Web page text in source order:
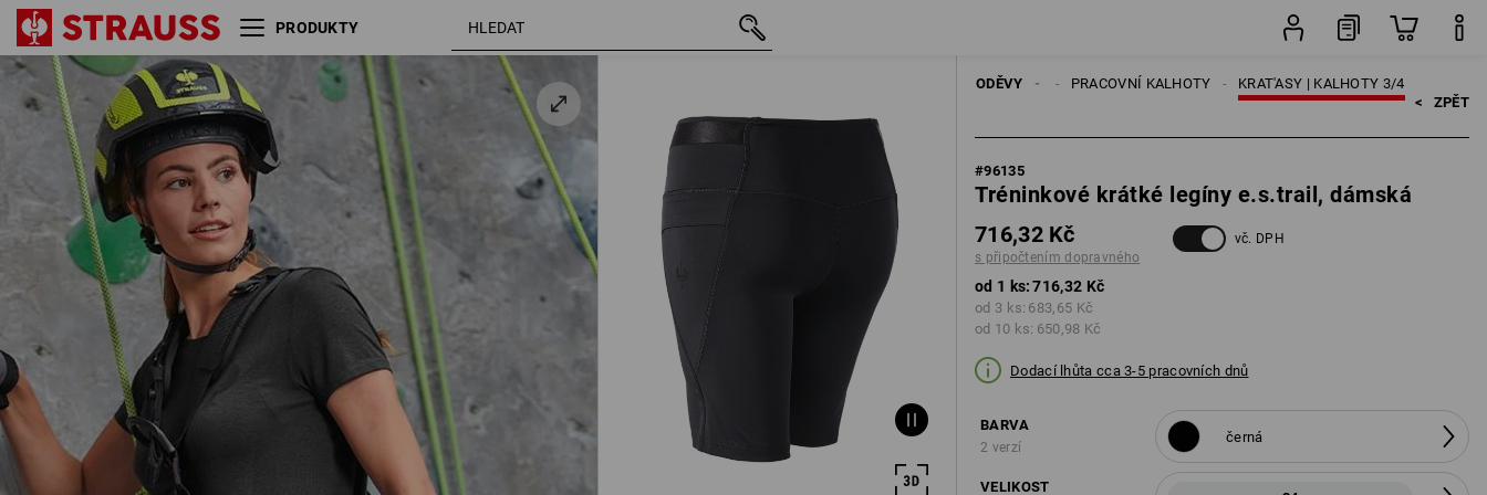
PRODUKTY
ODĚVY KRAT'ASY | KALHOTY 3/4
PRACOVNÍ KALHOTY
ŽENY
< ZPĚT
#96135
Tréninkové krátké legíny e.s.trail, dámská
716,32 Kč
s připočtením dopravného
vč. DPH
od 1 ks: 716,32 Kč
od 3 ks: 683,65 Kč
od 10 ks: 650,98 Kč
Dodací lhůta cca 3-5 pracovních dnů
BARVA
2 verzí
černá
VELIKOST
Tréninkové krátké legíny
e.s.trail, dámská
černá 34 716,32 Kč